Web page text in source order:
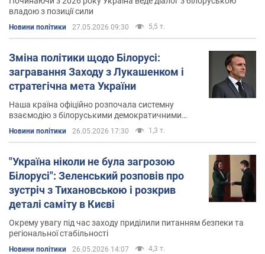
владою з позиції сили
Новини політики 27.05.2026 09:30 5,5 т.
Зміна політики щодо Білорусі:
загравання Заходу з Лукашенком і
стратегічна мета України
Наша країна офіційно розпочала системну
взаємодію з білоруськими демократичними
Новини політики 26.05.2026 17:30 1,3 т.
"Україна ніколи не була загрозою
Білорусі": Зеленський розповів про
зустріч з Тихановською і розкрив
деталі саміту в Києві
Окрему увагу під час заходу приділили питанням безпеки та
регіональної стабільності
Новини політики 26.05.2026 14:07 4,3 т.